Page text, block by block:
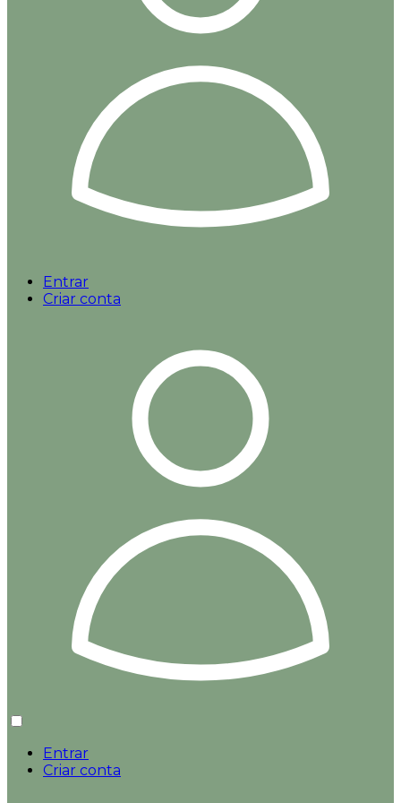
Entrar
Criar conta
Entrar
Criar conta